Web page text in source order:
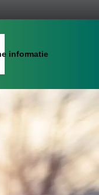
informatie